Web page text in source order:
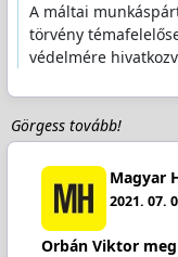
A máltai
törvény
védelmére
Görgess tovább!
Magyar
2021. 07.
Orbán Viktor